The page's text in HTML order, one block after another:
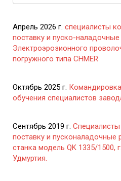
Апрель 2026 г. специалисты
поставку и пуско-
Электроэрозионного
погружного типа CHMER
Октябрь 2025 г.
обучения специалистов
Сентябрь 2019 г.
поставку и пусконаладочные
станка модель QK 1335/1500,
Удмуртия.